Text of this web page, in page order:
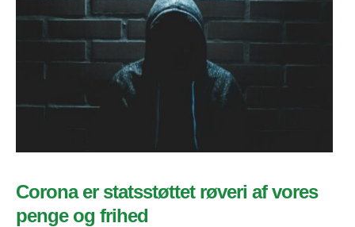
Corona er statsstøttet røveri af vores
penge og frihed